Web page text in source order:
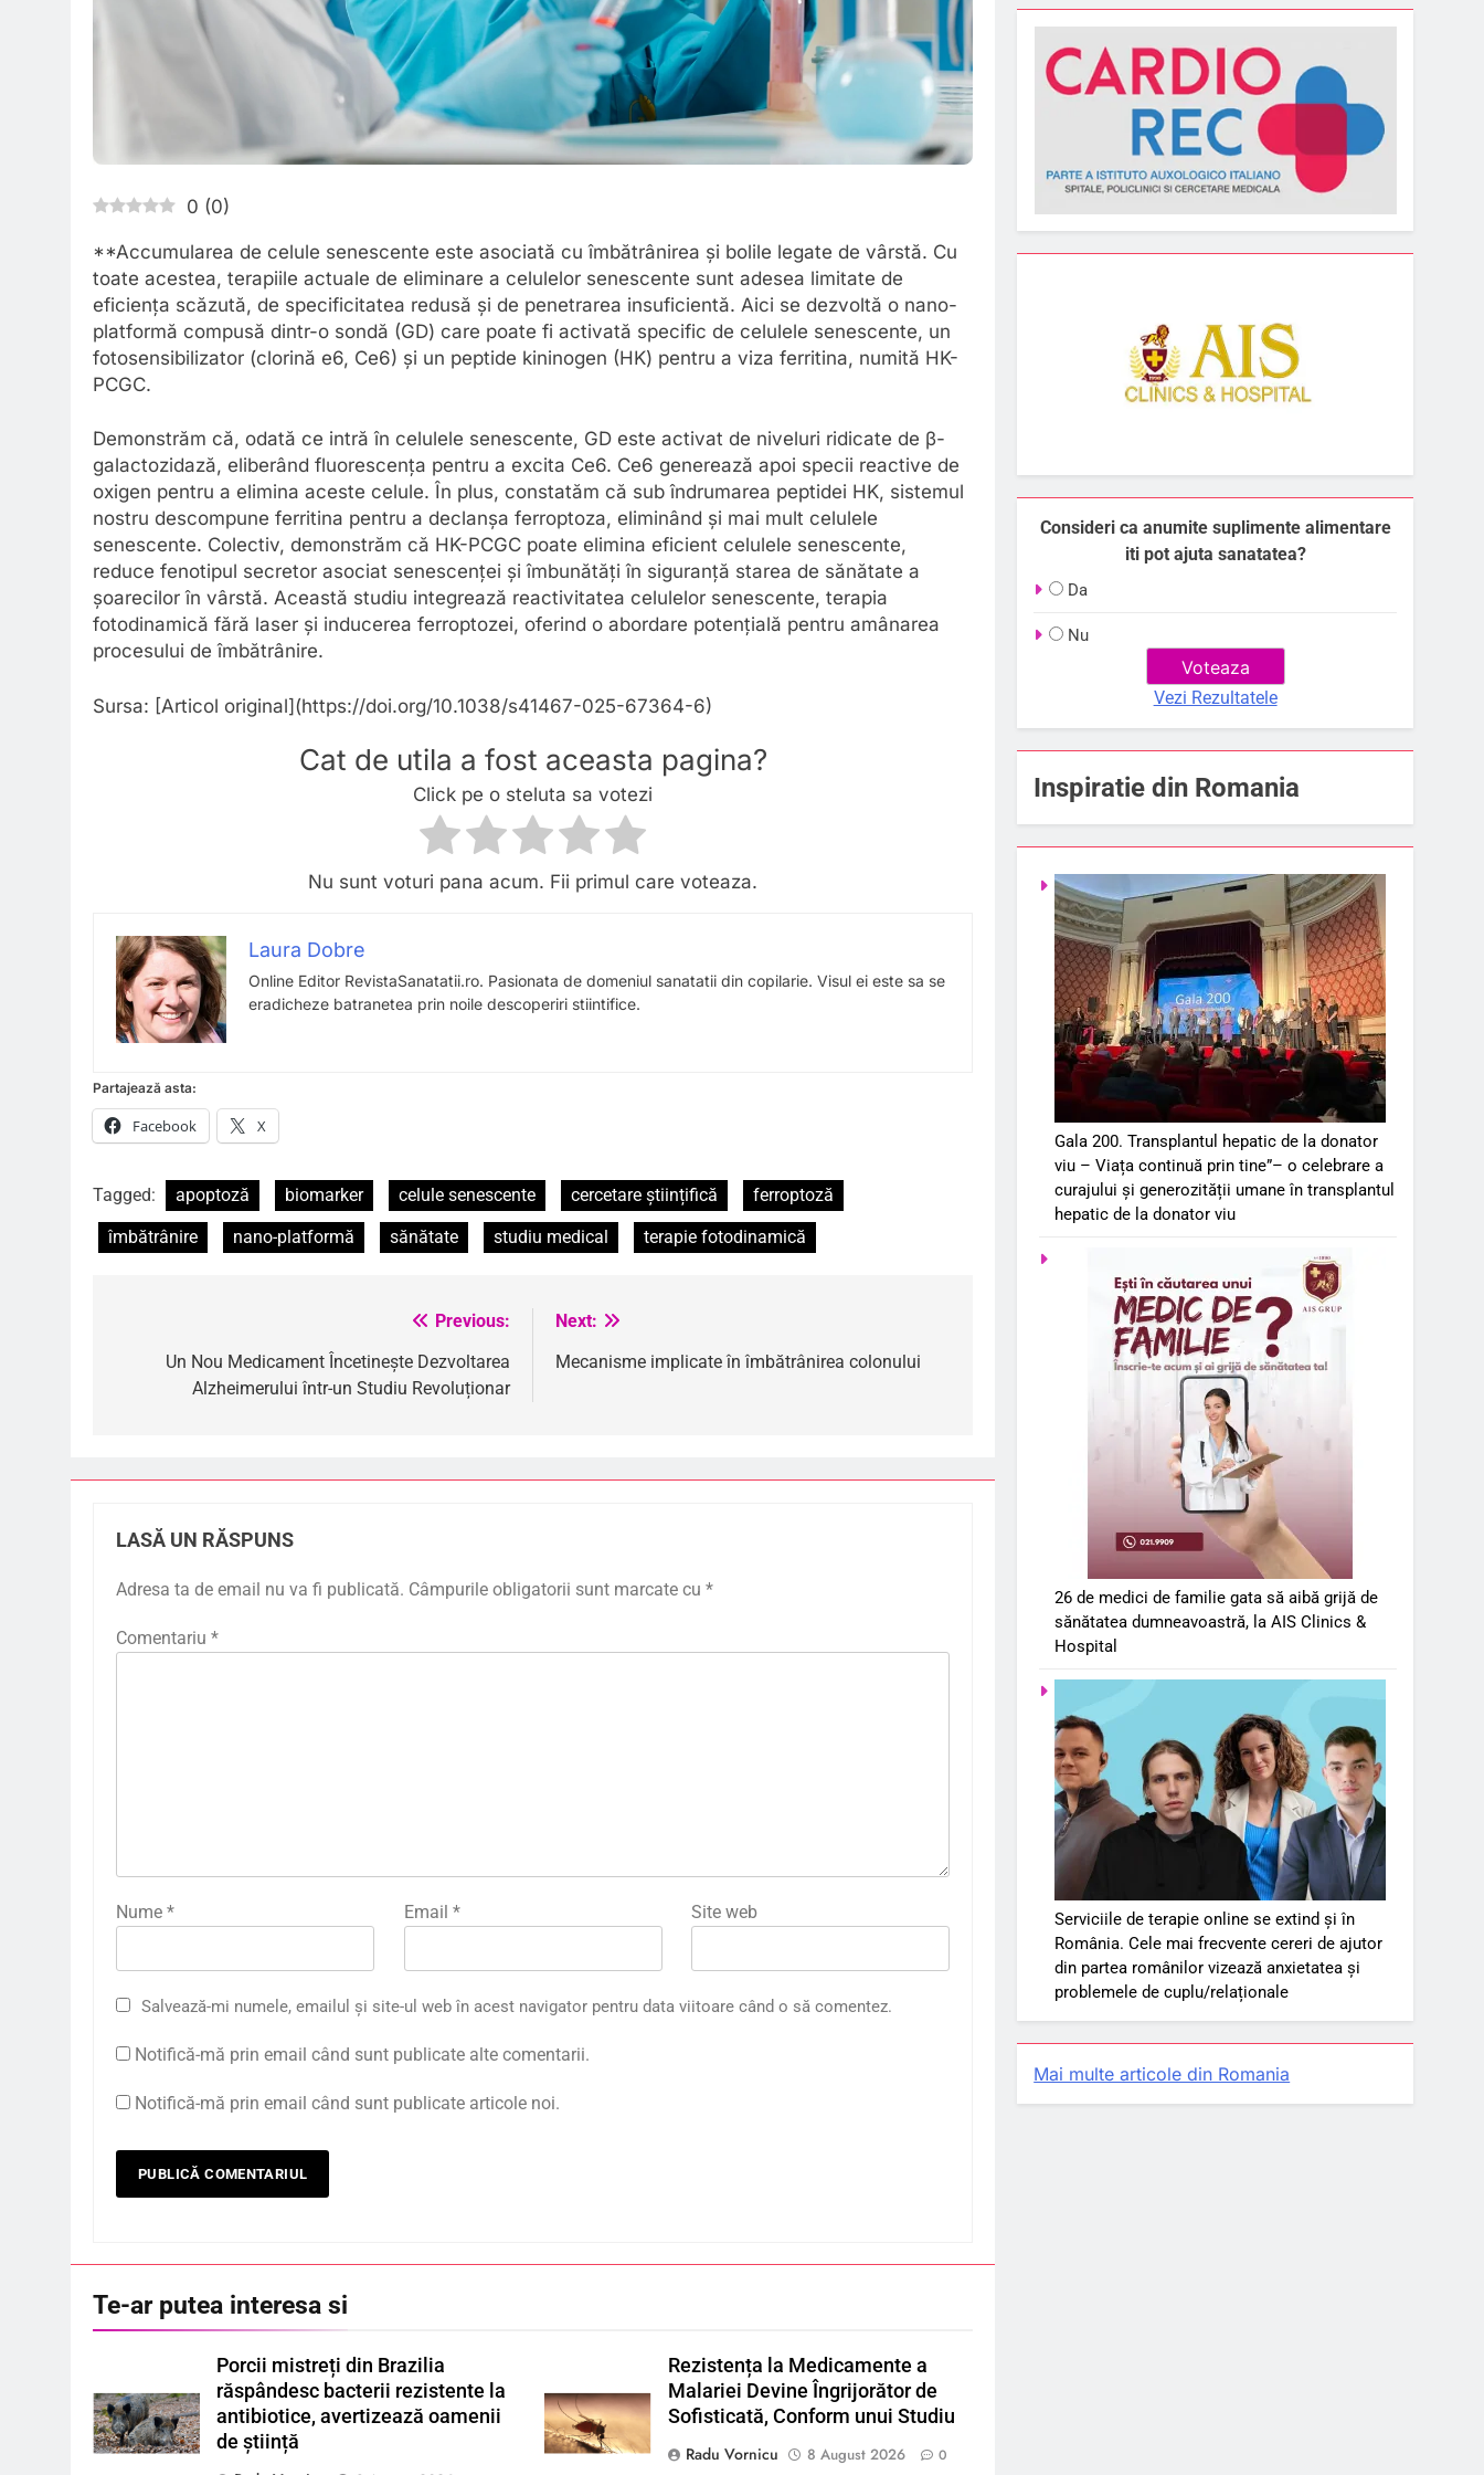
0 (0)
**Accumularea de celule senescente este asociată cu îmbătrânirea și bolile legate de vârstă. Cu
toate acestea, terapiile actuale de eliminare a celulelor senescente sunt adesea limitate de
eficiența scăzută, de specificitatea redusă și de penetrarea insuficientă. Aici se dezvoltă o nano-
platformă compusă dintr-o sondă (GD) care poate fi activată specific de celulele senescente, un
fotosensibilizator (clorină e6, Ce6) și un peptide kininogen (HK) pentru a viza ferritina, numită HK-
PCGC.
Demonstrăm că, odată ce intră în celulele senescente, GD este activat de niveluri ridicate de β-
galactozidază, eliberând fluorescența pentru a excita Ce6. Ce6 generează apoi specii reactive de
oxigen pentru a elimina aceste celule. În plus, constatăm că sub îndrumarea peptidei HK, sistemul
nostru descompune ferritina pentru a declanșa ferroptoza, eliminând și mai mult celulele
senescente. Colectiv, demonstrăm că HK-PCGC poate elimina eficient celulele senescente,
reduce fenotipul secretor asociat senescenței și îmbunătăți în siguranță starea de sănătate a
șoarecilor în vârstă. Această studiu integrează reactivitatea celulelor senescente, terapia
fotodinamică fără laser și inducerea ferroptozei, oferind o abordare potențială pentru amânarea
procesului de îmbătrânire.
Sursa: [Articol original](https://doi.org/10.1038/s41467-025-67364-6)
Cat de utila a fost aceasta pagina?
Click pe o steluta sa votezi
Nu sunt voturi pana acum. Fii primul care voteaza.
Laura Dobre
Online Editor RevistaSanatatii.ro. Pasionata de domeniul sanatatii din copilarie. Visul ei este sa se
eradicheze batranetea prin noile descoperiri stiintifice.
Partajează asta:
Facebook X
Tagged: apoptoză biomarker celule senescente cercetare științifică
ferroptoză
îmbătrânire
nano-platformă sănătate studiu medical terapie fotodinamică
Previous:
Un Nou Medicament Încetinește Dezvoltarea
Alzheimerului într-un Studiu Revoluționar
Next:
Mecanisme implicate în îmbătrânirea colonului
LASĂ UN RĂSPUNS
Adresa ta de email nu va fi publicată. Câmpurile obligatorii sunt marcate cu *
Comentariu *
Nume * Email * Site web
Salvează-mi numele, emailul și site-ul web în acest navigator pentru data viitoare când o să comentez.
Notifică-mă prin email când sunt publicate alte comentarii.
Notifică-mă prin email când sunt publicate articole noi.
Te-ar putea interesa si
Porcii mistreți din Brazilia
răspândesc bacterii rezistente la
antibiotice, avertizează oamenii
de știință
Rezistența la Medicamente a
Malariei Devine Îngrijorător de
Sofisticată, Conform unui Studiu
Radu Vornicu
8 August 2026 0
Consideri ca anumite suplimente alimentare
iti pot ajuta sanatatea?
Da
Nu
Vezi Rezultatele
Inspiratie din Romania
Gala 200. Transplantul hepatic de la donator
viu – Viața continuă prin tine”– o celebrare a
curajului și generozității umane în transplantul
hepatic de la donator viu
26 de medici de familie gata să aibă grijă de
sănătatea dumneavoastră, la AIS Clinics &
Hospital
Serviciile de terapie online se extind și în
România. Cele mai frecvente cereri de ajutor
din partea românilor vizează anxietatea și
problemele de cuplu/relaționale
Mai multe articole din Romania